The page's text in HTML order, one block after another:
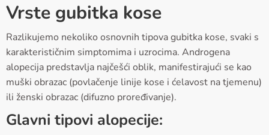
Vrste gubitka kose
Razlikujemo nekoliko osnovnih tipova gubitka kose, svaki s
karakterističnim simptomima i uzrocima. Androgena
alopecija predstavlja najčešći oblik, manifestirajući se kao
muški obrazac (povlačenje linije kose i ćelavost na tjemenu)
ili ženski obrazac (difuzno proređivanje).
Glavni tipovi alopecije: